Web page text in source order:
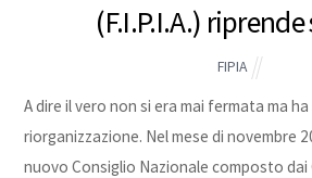
(F.I.P.I.A.)
FIPIA
A dire il vero non si era mai fermata ma
riorganizzazione. Nel mese di novembre
nuovo Consiglio Nazionale composto dai